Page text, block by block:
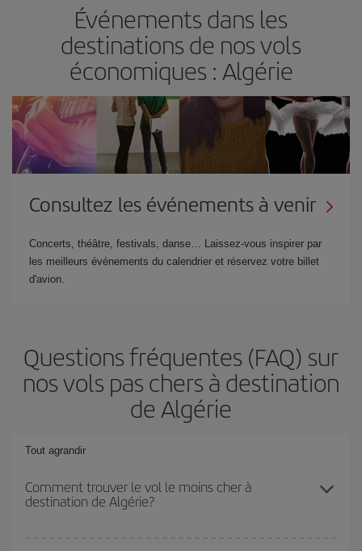
Événements dans les
destinations de nos vols
économiques : Algérie
Consultez les événements à venir
Concerts, théâtre, festivals, danse… Laissez-vous inspirer par
les meilleurs événements du calendrier et réservez votre billet
d'avion.
Questions fréquentes (FAQ) sur
nos vols pas chers à destination
de Algérie
Tout agrandir
Comment trouver le vol le moins cher à
destination de Algérie?